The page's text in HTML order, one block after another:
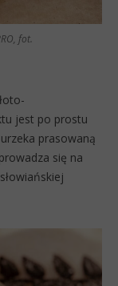
fot.
jest po prostu
prasowaną
się na